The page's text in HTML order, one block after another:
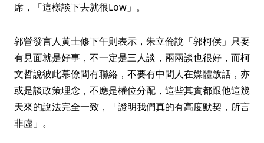
席，「這樣談下去就很Low」。
郭營發言人黃士修下午則表示，朱立倫說「郭柯侯」只要
有見面就是好事，不一定是三人談，兩兩談也很好，而柯
文哲說彼此幕僚間有聯絡，不要有中間人在媒體放話，亦
或是談政策理念，不應是權位分配，這些其實都跟他這幾
天來的說法完全一致，「證明我們真的有高度默契，所言
非虛」。